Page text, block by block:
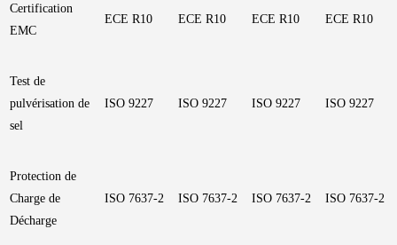
Certification
EMC
ECE R10 ECE R10 ECE R10 ECE R10
Test de
pulvérisation de
sel
ISO 9227 ISO 9227 ISO 9227 ISO 9227
Protection de
Charge de
Décharge
ISO 7637-2 ISO 7637-2 ISO 7637-2 ISO 7637-2